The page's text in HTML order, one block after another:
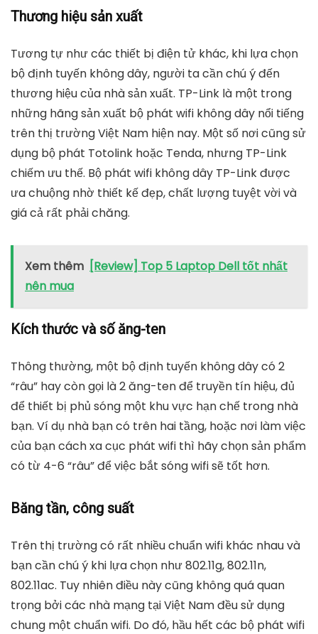
Thương hiệu sản xuất
Tương tự như các thiết bị điện tử khác, khi lựa chọn
bộ định tuyến không dây, người ta cần chú ý đến
thương hiệu của nhà sản xuất. TP-Link là một trong
những hãng sản xuất bộ phát wifi không dây nổi tiếng
trên thị trường Việt Nam hiện nay. Một số nơi cũng sử
dụng bộ phát Totolink hoặc Tenda, nhưng TP-Link
chiếm ưu thế. Bộ phát wifi không dây TP-Link được
ưa chuộng nhờ thiết kế đẹp, chất lượng tuyệt vời và
giá cả rất phải chăng.
Xem thêm [Review] Top 5 Laptop Dell tốt nhất
nên mua
Kích thước và số ăng-ten
Thông thường, một bộ định tuyến không dây có 2
“râu” hay còn gọi là 2 ăng-ten để truyền tín hiệu, đủ
để thiết bị phủ sóng một khu vực hạn chế trong nhà
bạn. Ví dụ nhà bạn có trên hai tầng, hoặc nơi làm việc
của bạn cách xa cục phát wifi thì hãy chọn sản phẩm
có từ 4-6 “râu” để việc bắt sóng wifi sẽ tốt hơn.
Băng tần, công suất
Trên thị trường có rất nhiều chuẩn wifi khác nhau và
bạn cần chú ý khi lựa chọn như 802.11g, 802.11n,
802.11ac. Tuy nhiên điều này cũng không quá quan
trọng bởi các nhà mạng tại Việt Nam đều sử dụng
chung một chuẩn wifi. Do đó, hầu hết các bộ phát wifi